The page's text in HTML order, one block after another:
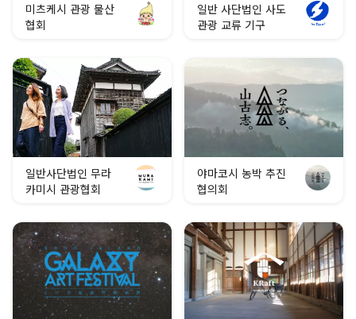
미츠케시 관광 물산
협회
일반 사단법인 사도
관광 교류 기구
일반사단법인 무라
카미시 관광협회
야마코시 농박 추진
협의회